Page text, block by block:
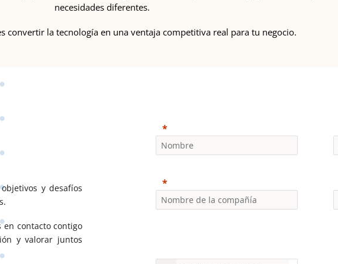
necesidades diferentes.
convertir la tecnología en una ventaja competitiva real para tu negocio.
y desafíos
contacto contigo
y valorar juntos